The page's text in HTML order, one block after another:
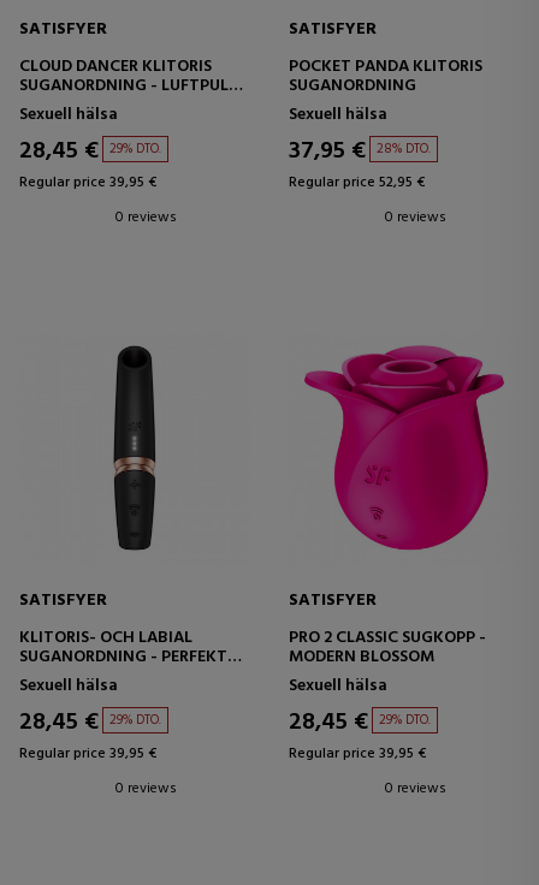
SATISFYER
CLOUD DANCER KLITORIS
SUGANORDNING - LUFTPULS
+ VIBRATOR
Sexuell hälsa
28,45 € 29% DTO.
Regular price 39,95 €
0 reviews
SATISFYER
POCKET PANDA KLITORIS
SUGANORDNING
Sexuell hälsa
37,95 € 28% DTO.
Regular price 52,95 €
0 reviews
SATISFYER
KLITORIS- OCH LABIAL
SUGANORDNING - PERFEKT
KYSS
Sexuell hälsa
28,45 € 29% DTO.
Regular price 39,95 €
0 reviews
SATISFYER
PRO 2 CLASSIC SUGKOPP -
MODERN BLOSSOM
Sexuell hälsa
28,45 € 29% DTO.
Regular price 39,95 €
0 reviews